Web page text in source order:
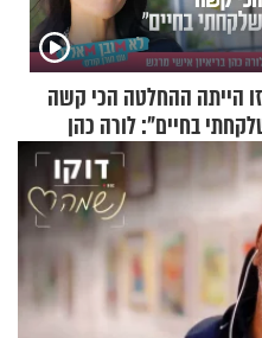
הייתה ההחלטה הכי קשה
בחיים": לורה כהן
אישי מרגש